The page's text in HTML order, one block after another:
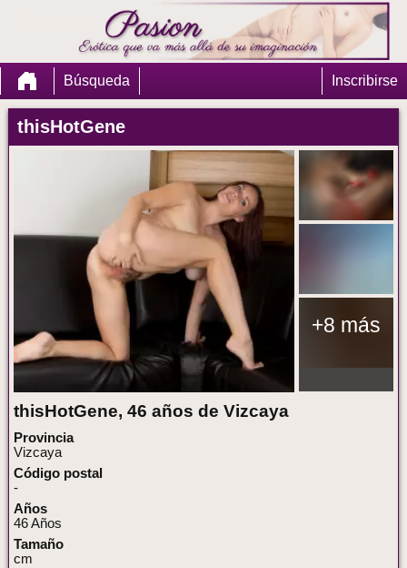
Búsqueda Inscribirse
thisHotGene
+8 más
thisHotGene, 46 años de Vizcaya
Provincia
Vizcaya
Código postal
-
Años
46 Años
Tamaño
cm